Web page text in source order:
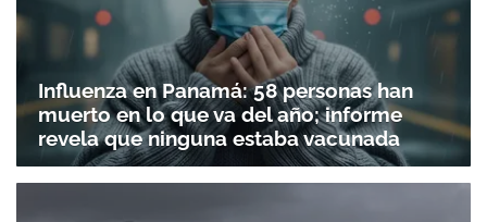
Influenza en Panamá: 58 personas han
muerto en lo que va del año; informe
revela que ninguna estaba vacunada